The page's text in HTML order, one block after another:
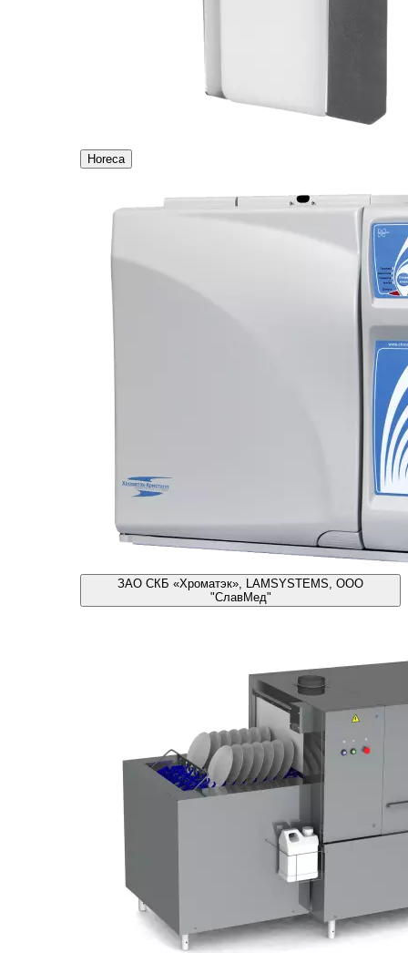
Horeca
ЗАО СКБ «Хроматэк», LAMSYSTEMS, ООО
"СлавМед"